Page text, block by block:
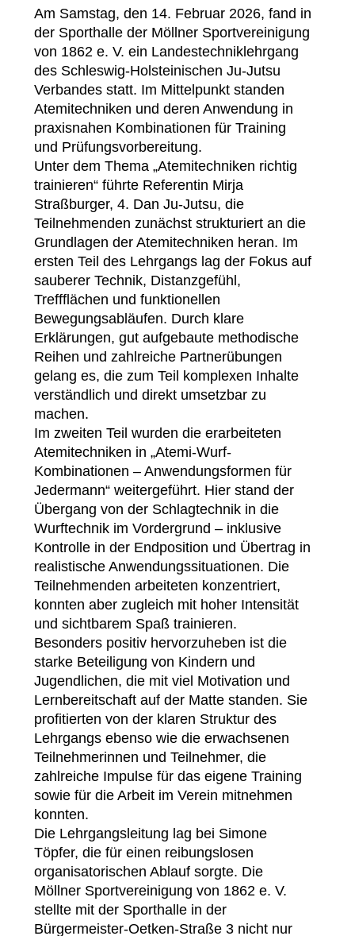
Am Samstag, den 14. Februar 2026, fand in
der Sporthalle der Möllner Sportvereinigung
von 1862 e. V. ein Landestechniklehrgang
des Schleswig-Holsteinischen Ju-Jutsu
Verbandes statt. Im Mittelpunkt standen
Atemitechniken und deren Anwendung in
praxisnahen Kombinationen für Training
und Prüfungsvorbereitung.
Unter dem Thema „Atemitechniken richtig
trainieren“ führte Referentin Mirja
Straßburger, 4. Dan Ju-Jutsu, die
Teilnehmenden zunächst strukturiert an die
Grundlagen der Atemitechniken heran. Im
ersten Teil des Lehrgangs lag der Fokus auf
sauberer Technik, Distanzgefühl,
Treffflächen und funktionellen
Bewegungsabläufen. Durch klare
Erklärungen, gut aufgebaute methodische
Reihen und zahlreiche Partnerübungen
gelang es, die zum Teil komplexen Inhalte
verständlich und direkt umsetzbar zu
machen.
Im zweiten Teil wurden die erarbeiteten
Atemitechniken in „Atemi-Wurf-
Kombinationen – Anwendungsformen für
Jedermann“ weitergeführt. Hier stand der
Übergang von der Schlagtechnik in die
Wurftechnik im Vordergrund – inklusive
Kontrolle in der Endposition und Übertrag in
realistische Anwendungssituationen. Die
Teilnehmenden arbeiteten konzentriert,
konnten aber zugleich mit hoher Intensität
und sichtbarem Spaß trainieren.
Besonders positiv hervorzuheben ist die
starke Beteiligung von Kindern und
Jugendlichen, die mit viel Motivation und
Lernbereitschaft auf der Matte standen. Sie
profitierten von der klaren Struktur des
Lehrgangs ebenso wie die erwachsenen
Teilnehmerinnen und Teilnehmer, die
zahlreiche Impulse für das eigene Training
sowie für die Arbeit im Verein mitnehmen
konnten.
Die Lehrgangsleitung lag bei Simone
Töpfer, die für einen reibungslosen
organisatorischen Ablauf sorgte. Die
Möllner Sportvereinigung von 1862 e. V.
stellte mit der Sporthalle in der
Bürgermeister-Oetken-Straße 3 nicht nur